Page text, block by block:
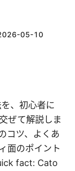
05-10
、初心者に
ぜて解説しま
コツ、よくあ
面のポイント
fact: Cato